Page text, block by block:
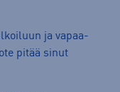
ja vapaa-
pitää sinut